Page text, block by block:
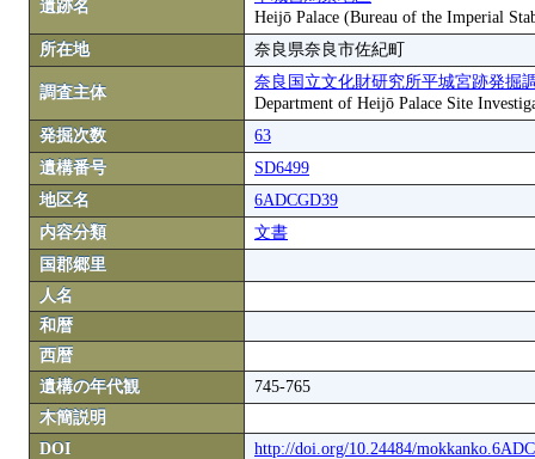
遺跡名
Heijō Palace (Bureau of the Imperial
所在地
奈良県奈良市佐紀町
調査主体
奈良国立文化財研究所平城宮跡発掘
Department of Heijō Palace Site
発掘次数
63
遺構番号
SD6499
地区名
6ADCGD39
内容分類
文書
国郡郷里
人名
和暦
西暦
遺構の年代観
745-765
木簡説明
DOI
http://doi.org/10.24484/